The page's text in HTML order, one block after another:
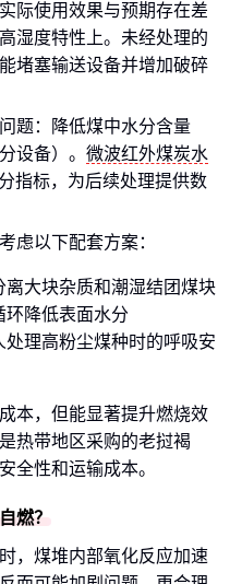
际使用效果与预期存在差
湿度特性上。未经处理的
堵塞输送设备并增加破碎
题：降低煤中水分含量
设备）。 微波红外煤炭水
指标，为后续处理提供数
虑以下配套方案：
离大块杂质和潮湿结团煤块
环降低表面水分
处理高粉尘煤种时的呼吸安
本，但能显著提升燃烧效
热带地区采购的老挝褐
全性和运输成本。
燃？
，煤堆内部氧化反应加速